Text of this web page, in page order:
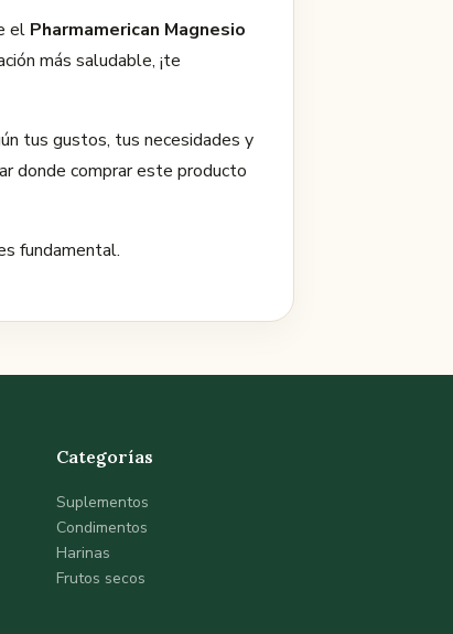
el Pharmamerican Magnesio
más saludable, ¡te
tus gustos, tus necesidades y
donde comprar este producto
fundamental.
Categorías
Suplementos
Condimentos
Harinas
Frutos secos